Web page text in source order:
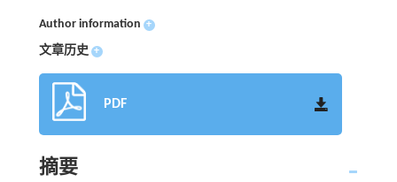
Author information +
文章历史 +
PDF
摘要